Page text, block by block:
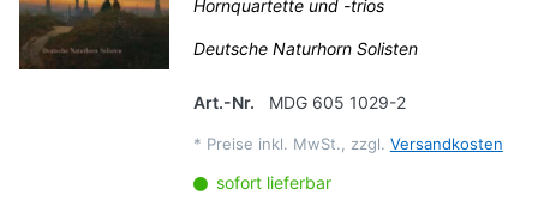
Hornquartette und -trios
Deutsche Naturhorn Solisten
Art.-Nr. MDG 605 1029-2
* Preise inkl. MwSt., zzgl. Versandkosten
sofort lieferbar